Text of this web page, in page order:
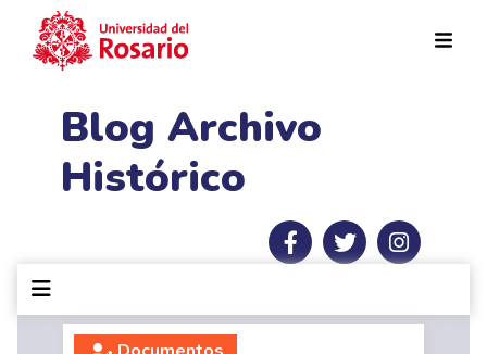
Blog Archivo
Histórico